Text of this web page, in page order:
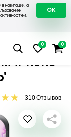
навигации, а
OK
Чехол для iPhone 7
iPhone
310 Отзывов